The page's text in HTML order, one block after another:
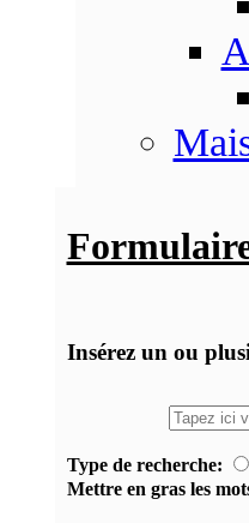
Insérez un ou
Type de recherche:
Mettre en gras les